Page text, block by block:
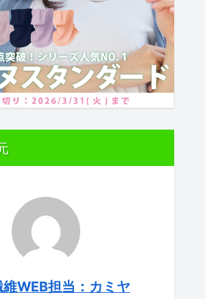
維WEB担当：カミヤ